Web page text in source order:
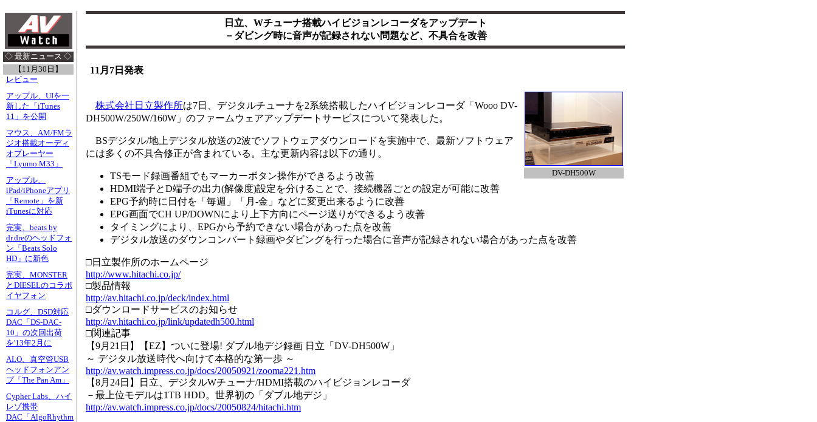
◇ 最新ニュース ◇
【11月30日】
レビュー
アップル、UIを一
新した「iTunes
11」を公開
マウス、AM/FMラ
ジオ搭載オーディ
オプレーヤー
「Lyumo M33」
アップル、
iPad/iPhoneアプリ
「Remote」を新
iTunesに対応
完実、beats by
dr.dreのヘッドフォ
ン「Beats Solo
HD」に新色
完実、MONSTER
とDIESELのコラボ
イヤフォン
コルグ、DSD対応
DAC「DS-DAC-
10」の次回出荷
を'13年2月に
ALO、真空管USB
ヘッドフォンアン
プ「The Pan Am」
Cypher Labs、ハイ
レゾ携帯
DAC「AlgoRhythm
日立、Wチューナ搭載ハイビジョンレコーダをアップデート
－ダビング時に音声が記録されない問題など、不具合を改善
11月7日発表
DV-DH500W
株式会社日立製作所は7日、デジタルチューナを2系統搭載したハイビジョンレコーダ「Wooo DV-
DH500W/250W/160W」のファームウェアアップデートサービスについて発表した。
BSデジタル/地上デジタル放送の2波でソフトウェアダウンロードを実施中で、最新ソフトウェア
には多くの不具合修正が含まれている。主な更新内容は以下の通り。
TSモード録画番組でもマーカーボタン操作ができるよう改善
HDMI端子とD端子の出力(解像度)設定を分けることで、接続機器ごとの設定が可能に改善
EPG予約時に日付を「毎週」「月-金」などに変更出来るように改善
EPG画面でCH UP/DOWNにより上下方向にページ送りができるよう改善
タイミングにより、EPGから予約できない場合があった点を改善
デジタル放送のダウンコンバート録画やダビングを行った場合に音声が記録されない場合があった点を改善
□日立製作所のホームページ
http://www.hitachi.co.jp/
□製品情報
http://av.hitachi.co.jp/deck/index.html
□ダウンロードサービスのお知らせ
http://av.hitachi.co.jp/link/updatedh500.html
□関連記事
【9月21日】【EZ】ついに登場! ダブル地デジ録画 日立「DV-DH500W」
～ デジタル放送時代へ向けて本格的な第一歩 ～
http://av.watch.impress.co.jp/docs/20050921/zooma221.htm
【8月24日】日立、デジタルWチューナ/HDMI搭載のハイビジョンレコーダ
－最上位モデルは1TB HDD。世界初の「ダブル地デジ」
http://av.watch.impress.co.jp/docs/20050824/hitachi.htm